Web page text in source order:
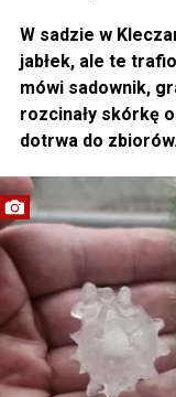
W sadzie w
jabłek, ale te
mówi sadownik,
rozcinały skórkę
dotrwa do